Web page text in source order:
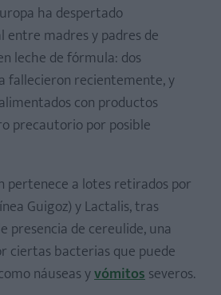
las mamás y papás en México?
por qué es peligroso?
ha despertado
entre madres y padres de
leche de fórmula: dos
fallecieron recientemente, y
con productos
precautorio por posible
pertenece a lotes retirados por
Guigoz) y Lactalis, tras
presencia de cereulide, una
ciertas bacterias que puede
náuseas yvómitosseveros.